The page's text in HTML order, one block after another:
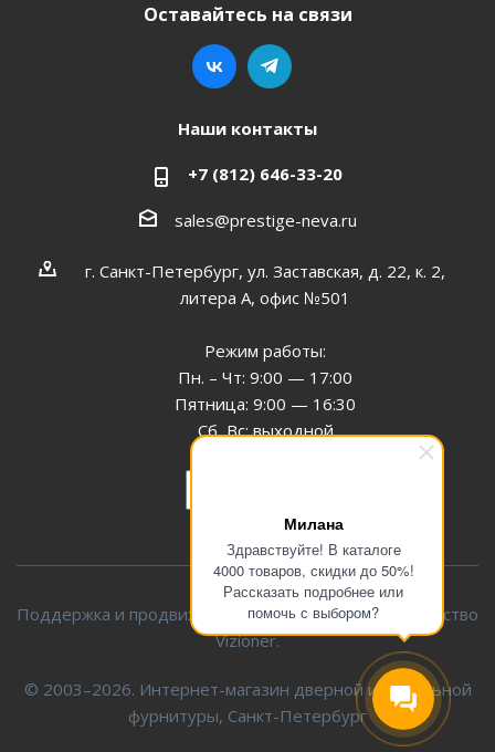
Милана
Здравствуйте! В каталоге
4000 товаров, скидки до 50%!
Рассказать подробнее или
помочь с выбором?
Оставайтесь на связи
Наши контакты
+7 (812) 646-33-20
sales@prestige-neva.ru
г. Санкт-Петербург, ул. Заставская, д. 22, к. 2,
литера А, офис №501
Режим работы:
Пн. – Чт: 9:00 — 17:00
Пятница: 9:00 — 16:30
Сб, Вс: выходной
Поддержка и продвижение сайта — интернет-агентство
Vizioner.
© 2003–2026. Интернет-магазин дверной и мебельной
фурнитуры, Санкт-Петербург